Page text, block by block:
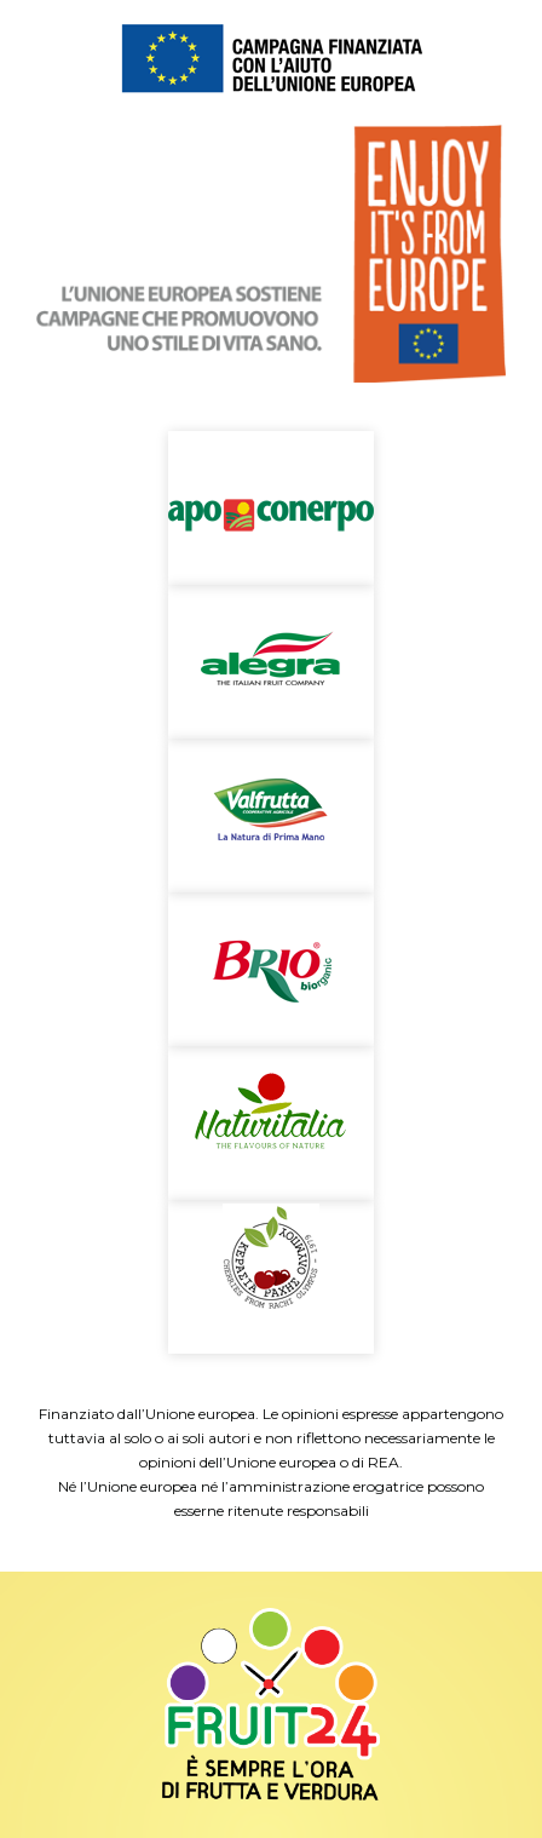
Finanziato dall’Unione europea. Le opinioni espresse appartengono
tuttavia al solo o ai soli autori e non riflettono necessariamente le
opinioni dell’Unione europea o di REA.
Né l’Unione europea né l’amministrazione erogatrice possono
esserne ritenute responsabili